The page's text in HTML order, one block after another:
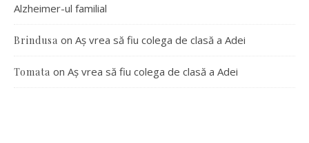
Alzheimer-ul familial
Brindusa on Aș vrea să fiu colega de clasă a Adei
Tomata on Aș vrea să fiu colega de clasă a Adei